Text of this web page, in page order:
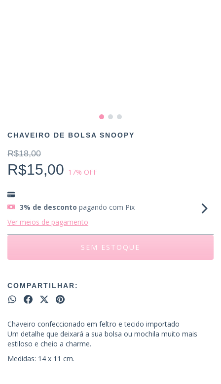
CHAVEIRO DE BOLSA SNOOPY
R$18,00
R$15,00 17% OFF
3% de desconto pagando com Pix
Ver meios de pagamento
COMPARTILHAR:
Chaveiro confeccionado em feltro e tecido importado
Um detalhe que deixará a sua bolsa ou mochila muito mais
estiloso e cheio a charme.
Medidas: 14 x 11 cm.